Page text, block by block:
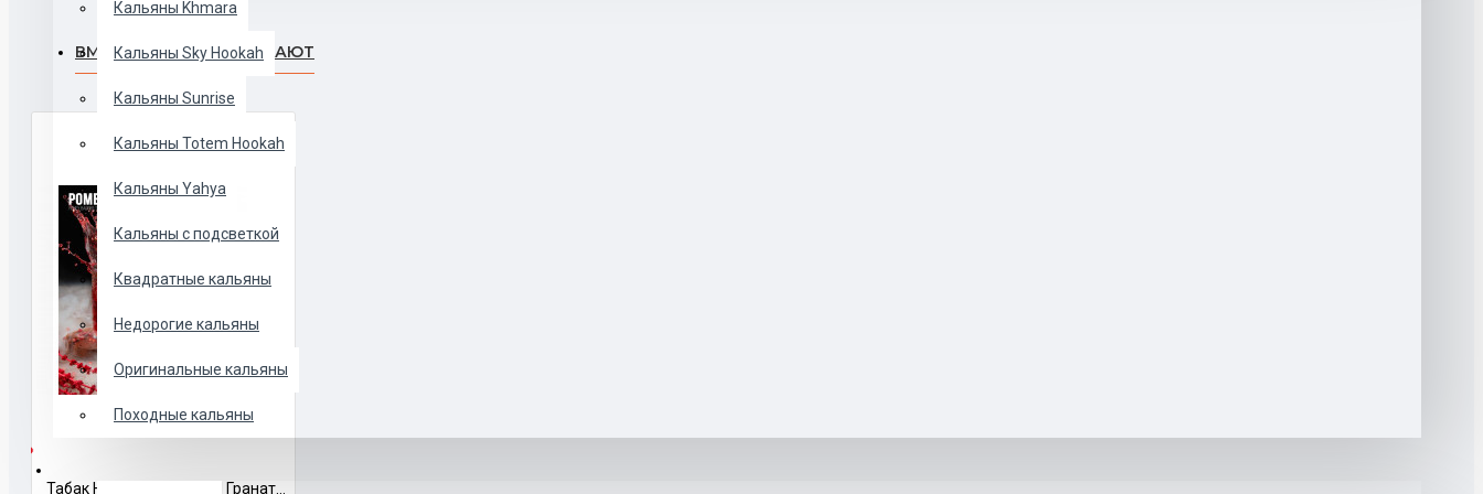
Кальяны Khmara
Кальяны Sky Hookah
Кальяны Sunrise
Кальяны Totem Hookah
Кальяны Yahya
Кальяны с подсветкой
Квадратные кальяны
Недорогие кальяны
Оригинальные кальяны
Походные кальяны
ВМЕСТЕ С ЭТИМ ПОКУПАЮТ